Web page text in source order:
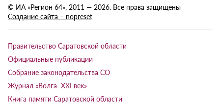
© ИА «Регион 64», 2011 — 2026. Все права защищены
Создание сайта – nopreset
Правительство Саратовской области
Официальные публикации
Собрание законодательства СО
Журнал «Волга XXI век»
Книга памяти Саратовской области